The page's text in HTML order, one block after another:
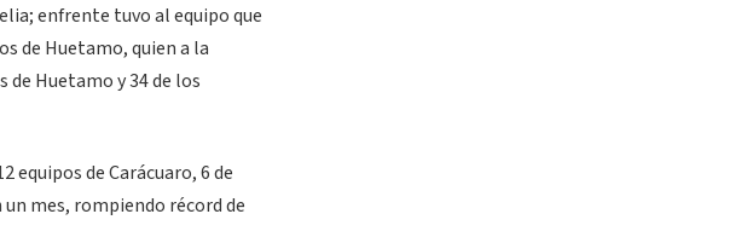
enfrente tuvo al equipo que
de Huetamo, quien a la
Huetamo y 34 de los
equipos de Carácuaro, 6 de
mes, rompiendo récord de